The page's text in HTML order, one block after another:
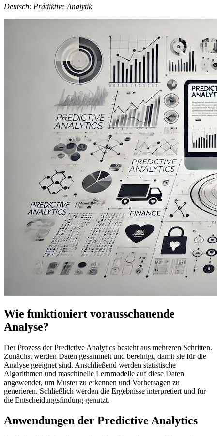
Deutsch: Prädiktive Analytik
Wie funktioniert vorausschauende
Analyse?
Der Prozess der Predictive Analytics besteht aus mehreren Schritten.
Zunächst werden Daten gesammelt und bereinigt, damit sie für die
Analyse geeignet sind. Anschließend werden statistische
Algorithmen und maschinelle Lernmodelle auf diese Daten
angewendet, um Muster zu erkennen und Vorhersagen zu
generieren. Schließlich werden die Ergebnisse interpretiert und für
die Entscheidungsfindung genutzt.
Anwendungen der Predictive Analytics